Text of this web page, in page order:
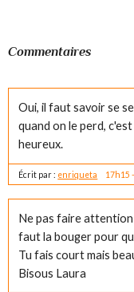
Commentaires
Oui, il faut savoir se
quand on le perd,
heureux.
Écrit par : enriqueta 17h15
Ne pas faire attention
faut la bouger pour
Tu fais court mais
Bisous Laura